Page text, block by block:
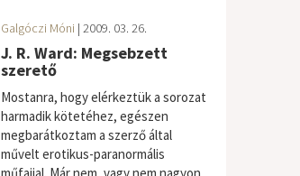
Galgóczi Móni | 2009. 03. 26.
J. R. Ward: Megsebzett
szerető
Mostanra, hogy elérkeztük a sorozat
harmadik kötetéhez, egészen
megbarátkoztam a szerző által
művelt erotikus-paranormális